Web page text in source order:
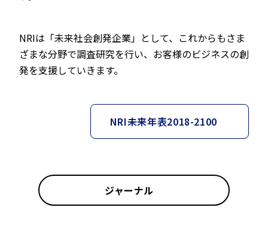
NRIは「未来社会創発企業」として、これからもさま
ざまな分野で調査研究を行い、お客様のビジネスの創
発を支援していきます。
NRI未来年表2018-2100
ジャーナル